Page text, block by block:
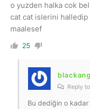
o yuzden halka cok
cat cat islerini
maalesef
25
Reply to
Bu dediğin o